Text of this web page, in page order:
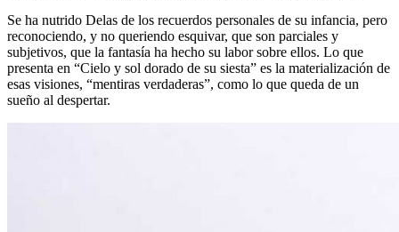
Se ha nutrido Delas de los recuerdos personales de su infancia, pero
reconociendo, y no queriendo esquivar, que son parciales y
subjetivos, que la fantasía ha hecho su labor sobre ellos. Lo que
presenta en “Cielo y sol dorado de su siesta” es la materialización de
esas visiones, “mentiras verdaderas”, como lo que queda de un
sueño al despertar.